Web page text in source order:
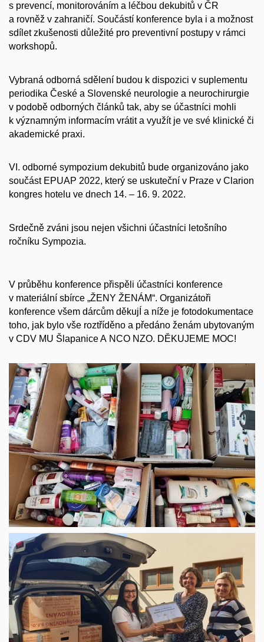
s prevencí, monitorováním a léčbou dekubitů v ČR
a rovněž v zahraničí. Součástí konference byla i a možnost
sdílet zkušenosti důležité pro preventivní postupy v rámci
workshopů.
Vybraná odborná sdělení budou k dispozici v suplementu
periodika České a Slovenské neurologie a neurochirurgie
v podobě odborných článků tak, aby se účastníci mohli
k významným informacím vrátit a využít je ve své klinické či
akademické praxi.
VI. odborné sympozium dekubitů bude organizováno jako
součást EPUAP 2022, který se uskuteční v Praze v Clarion
kongres hotelu ve dnech 14. – 16. 9. 2022.
Srdečně zváni jsou nejen všichni účastníci letošního
ročníku Sympozia.
V průběhu konference přispěli účastníci konference
v materiální sbírce „ŽENY ŽENÁM“. Organizátoři
konference všem dárcům děkujÍ a níže je fotodokumentace
toho, jak bylo vše roztříděno a předáno ženám ubytovaným
v CDV MU Šlapanice A NCO NZO. DĚKUJEME MOC!